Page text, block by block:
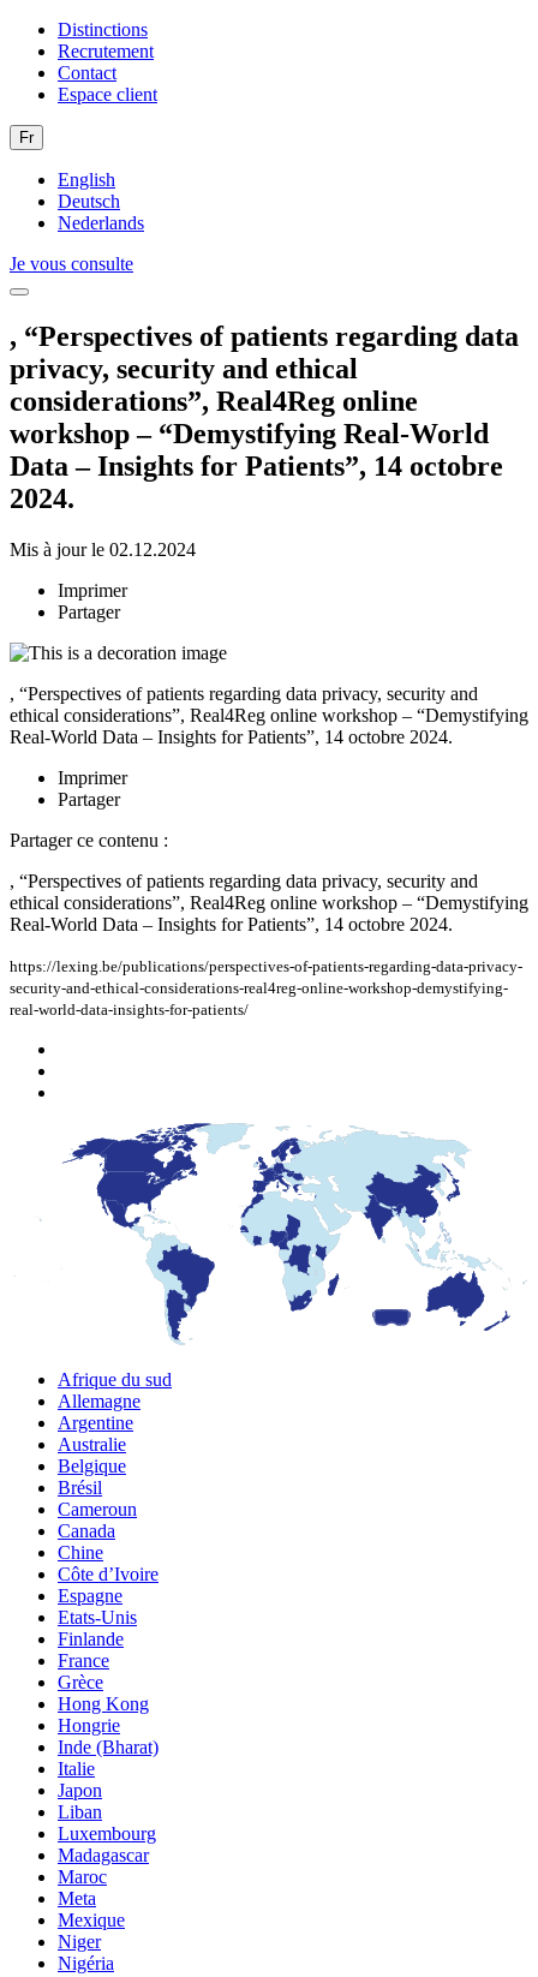
Distinctions
Recrutement
Contact
Espace client
Fr
English
Deutsch
Nederlands
Je vous consulte
, “Perspectives of patients regarding data
privacy, security and ethical
considerations”, Real4Reg online
workshop – “Demystifying Real-World
Data – Insights for Patients”, 14 octobre
2024.
Mis à jour le 02.12.2024
Imprimer
Partager
, “Perspectives of patients regarding data privacy, security and
ethical considerations”, Real4Reg online workshop – “Demystifying
Real-World Data – Insights for Patients”, 14 octobre 2024.
Imprimer
Partager
Partager ce contenu :
, “Perspectives of patients regarding data privacy, security and
ethical considerations”, Real4Reg online workshop – “Demystifying
Real-World Data – Insights for Patients”, 14 octobre 2024.
https://lexing.be/publications/perspectives-of-patients-regarding-data-privacy-
security-and-ethical-considerations-real4reg-online-workshop-demystifying-
real-world-data-insights-for-patients/
Afrique du sud
Allemagne
Argentine
Australie
Belgique
Brésil
Cameroun
Canada
Chine
Côte d’Ivoire
Espagne
Etats-Unis
Finlande
France
Grèce
Hong Kong
Hongrie
Inde (Bharat)
Italie
Japon
Liban
Luxembourg
Madagascar
Maroc
Meta
Mexique
Niger
Nigéria